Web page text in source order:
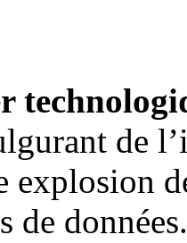
de
explosion
de